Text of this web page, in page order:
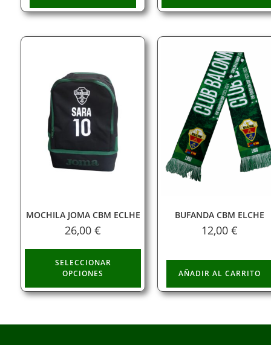
MOCHILA JOMA CBM ECLHE
26,00 €
SELECCIONAR
OPCIONES
BUFANDA CBM ELCHE
12,00 €
AÑADIR AL CARRITO